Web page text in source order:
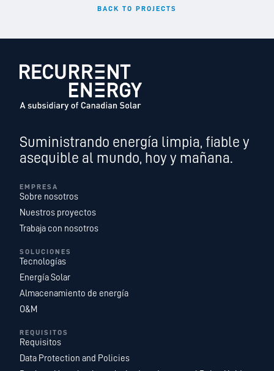
BACK TO PROJECTS
Suministrando energía limpia, fiable y
asequible al mundo, hoy y mañana.
EMPRESA
Sobre nosotros
Nuestros proyectos
Trabaja con nosotros
SOLUCIONES
Tecnologías
Energía Solar
Almacenamiento de energía
O&M
REQUISITOS
Requisitos
Data Protection and Policies